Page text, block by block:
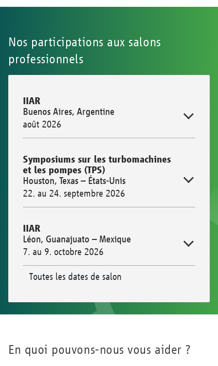
Nos participations aux salons
professionnels
IIAR
Buenos Aires, Argentine
août 2026
Symposiums sur les turbomachines
et les pompes (TPS)
Houston, Texas – États-Unis
22. au 24. septembre 2026
IIAR
Léon, Guanajuato – Mexique
7. au 9. octobre 2026
Toutes les dates de salon
En quoi pouvons-nous vous aider ?